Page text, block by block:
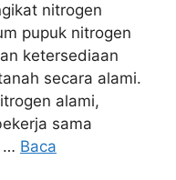
nitrogen
pupuk nitrogen
ketersediaan
secara alami.
alami,
sama
… Baca